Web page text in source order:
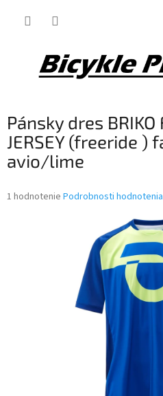
Pánsky dres BRIKO
JERSEY (freeride )
avio/lime
Priemerné
1 hodnotenie Podrobnosti hodnotenia